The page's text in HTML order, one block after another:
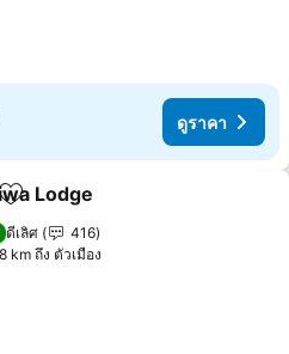
ดูราคา
เพิ่มในรายการโปรด
Lodge
ดีเลิศ
416
km ถึง ตัวเมือง